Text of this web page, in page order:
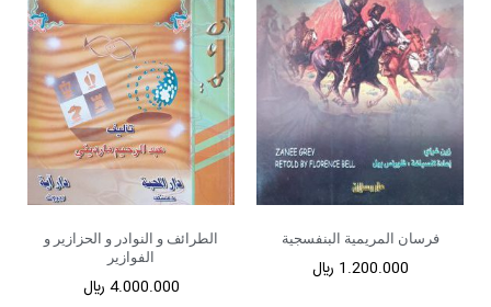
فرسان المریمیة البنفسجیة
1.200.000 ﷼
الطرائف و النوادر و الحزازیر و
الفوازیر
4.000.000 ﷼